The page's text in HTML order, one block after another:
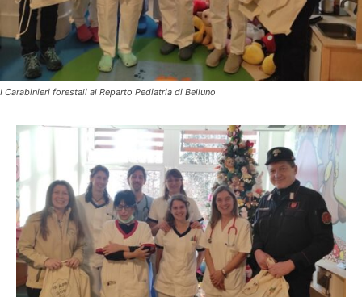
I Carabinieri forestali al Reparto Pediatria di Belluno